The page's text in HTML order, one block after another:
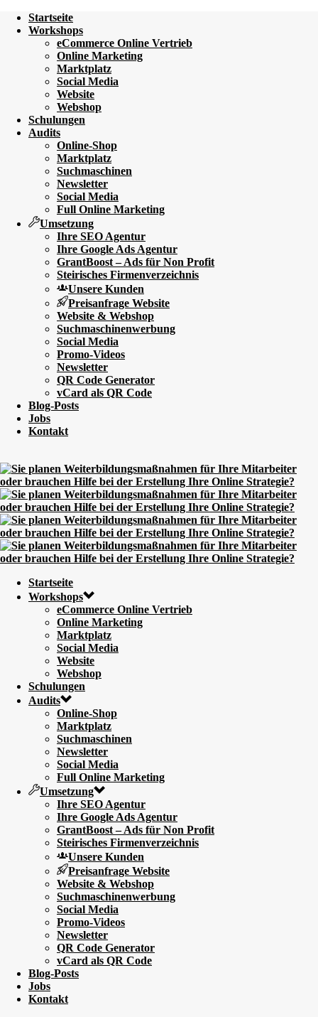
Startseite
Workshops
eCommerce Online Vertrieb
Online Marketing
Marktplatz
Social Media
Website
Webshop
Schulungen
Audits
Online-Shop
Marktplatz
Suchmaschinen
Newsletter
Social Media
Full Online Marketing
Umsetzung
Ihre SEO Agentur
Ihre Google Ads Agentur
GrantBoost – Ads für Non Profit
Steirisches Firmenverzeichnis
Unsere Kunden
Preisanfrage Website
Website & Webshop
Suchmaschinenwerbung
Social Media
Promo-Videos
Newsletter
QR Code Generator
vCard als QR Code
Blog-Posts
Jobs
Kontakt
Startseite
Workshops
eCommerce Online Vertrieb
Online Marketing
Marktplatz
Social Media
Website
Webshop
Schulungen
Audits
Online-Shop
Marktplatz
Suchmaschinen
Newsletter
Social Media
Full Online Marketing
Umsetzung
Ihre SEO Agentur
Ihre Google Ads Agentur
GrantBoost – Ads für Non Profit
Steirisches Firmenverzeichnis
Unsere Kunden
Preisanfrage Website
Website & Webshop
Suchmaschinenwerbung
Social Media
Promo-Videos
Newsletter
QR Code Generator
vCard als QR Code
Blog-Posts
Jobs
Kontakt